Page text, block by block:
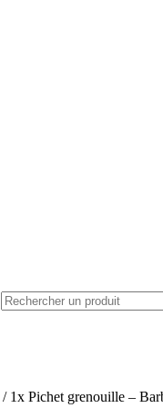
/ 1x Pichet grenouille –